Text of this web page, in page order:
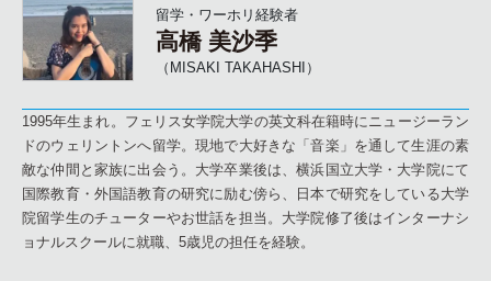
留学・ワーホリ経験者
高橋 美沙季
（MISAKI TAKAHASHI）
1995年生まれ。フェリス女学院大学の英文科在籍時にニュージーラン
ドのウェリントンへ留学。現地で大好きな「音楽」を通して生涯の素
敵な仲間と家族に出会う。大学卒業後は、横浜国立大学・大学院にて
国際教育・外国語教育の研究に励む傍ら、日本で研究をしている大学
院留学生のチューターやお世話を担当。大学院修了後はインターナシ
ョナルスクールに就職、5歳児の担任を経験。